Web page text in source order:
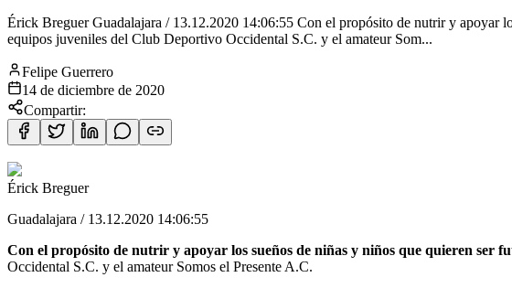
Érick Breguer Guadalajara / 13.12.2020 14:06:55 Con el propósito de nutrir y apoyar
equipos juveniles del Club Deportivo Occidental S.C. y el amateur Som...
Felipe Guerrero
14 de diciembre de 2020
Compartir:
Érick Breguer
Guadalajara / 13.12.2020 14:06:55
Con el propósito de nutrir y apoyar los sueños de niñas y niños que quieren ser
Occidental S.C. y el amateur Somos el Presente A.C.